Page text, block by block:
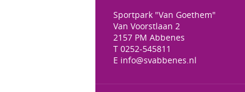
Sportpark "Van Goethem"
Van Voorstlaan 2
2157 PM Abbenes
T 0252-545811
E info@svabbenes.nl